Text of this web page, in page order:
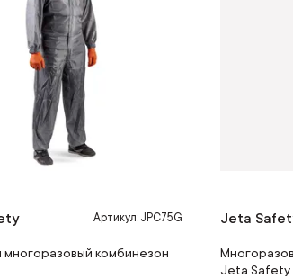
Артикул: JPC75G
комбинезон
Jeta
Jeta Safety